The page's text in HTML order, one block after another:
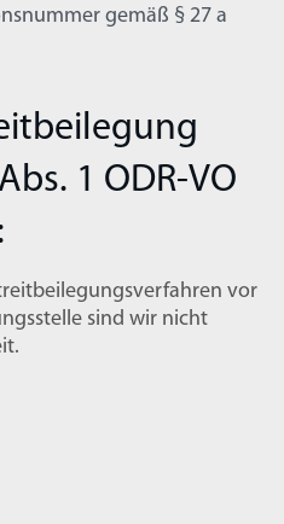
gemäß § 27 a
1 ODR-VO
vor
sind wir nicht